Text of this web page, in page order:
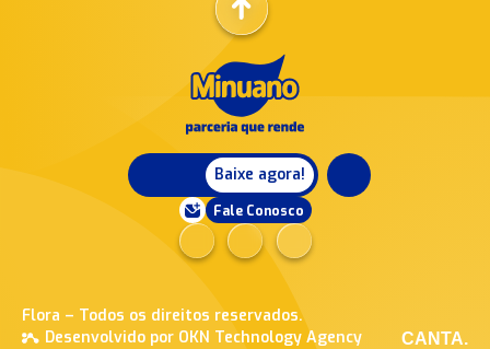
Baixe agora!
Fale Conosco
Flora – Todos os direitos reservados.
Desenvolvido por OKN Technology Agency
CANTA.